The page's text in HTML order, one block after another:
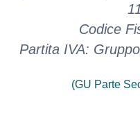
Codice
Partita IVA:
(GU Parte